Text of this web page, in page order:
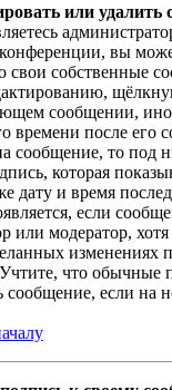
или удалить
вы
свои собственные
сообщении,
времени после его
сообщение, то под
которая
дату и время
если
или модератор,
изменениях
что обычные
сообщение, если на